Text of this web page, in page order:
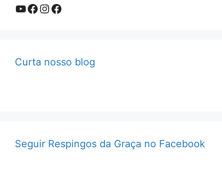
Youtube
Facebook
Instagram
Facebook
Curta nosso blog
Seguir Respingos da Graça no Facebook